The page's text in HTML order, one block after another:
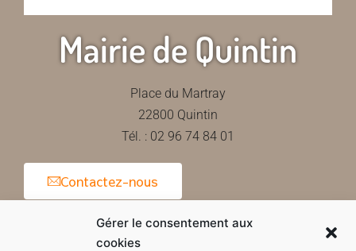
Gérer le consentement aux
cookies
Mairie de Quintin
Place du Martray
22800 Quintin
Tél. : 02 96 74 84 01
Contactez-nous